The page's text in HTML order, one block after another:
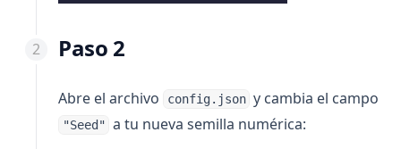
Paso 2
Abre el archivo config.json y cambia el campo
"Seed" a tu nueva semilla numérica: